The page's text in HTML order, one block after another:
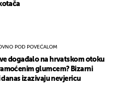
POD POVEĆALOM
događalo na hrvatskom otoku
glumcem? Bizarni
izazivaju nevjericu
NOTIFIKACIJE